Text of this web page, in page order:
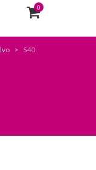
0
S40